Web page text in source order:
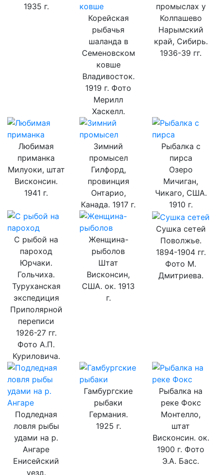
1935 г.
Корейская
рыбачья
шаланда в
Семеновском
ковше
Владивосток.
1919 г. Фото
Мерилл
Хаскелл.
промыслах у
Колпашево
Нарымский
край, Сибирь.
1936-39 гг.
Любимая
приманка
Милуоки, штат
Висконсин.
1941 г.
Зимний
промысел
Гилфорд,
провинция
Онтарио,
Канада. 1917 г.
Рыбалка с
пирса
Озеро
Мичиган,
Чикаго, США.
1910 г.
С рыбой на
пароход
Юрчаки.
Гольчиха.
Туруханская
экспедиция
Приполярной
переписи
1926-27 гг.
Фото А.П.
Куриловича.
Женщина-
рыболов
Штат
Висконсин,
США. ок. 1913
г.
Сушка сетей
Поволжье.
1894-1904 гг.
Фото М.
Дмитриева.
Подледная
ловля рыбы
удами на р.
Ангаре
Енисейский
уезд.
Гамбургские
рыбаки
Германия.
1925 г.
Рыбалка на
реке Фокс
Монтелло,
штат
Висконсин. ок.
1900 г. Фото
Э.А. Басс.